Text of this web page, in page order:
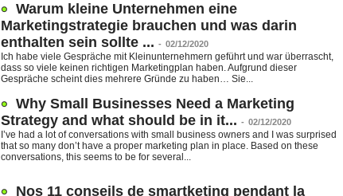
Warum kleine Unternehmen eine
Marketingstrategie brauchen und was darin
enthalten sein sollte ... - 02/12/2020
Ich habe viele Gespräche mit Kleinunternehmern geführt und war überrascht,
dass so viele keinen richtigen Marketingplan haben. Aufgrund dieser
Gespräche scheint dies mehrere Gründe zu haben… Sie...
Why Small Businesses Need a Marketing
Strategy and what should be in it... - 02/12/2020
I’ve had a lot of conversations with small business owners and I was surprised
that so many don’t have a proper marketing plan in place. Based on these
conversations, this seems to be for several...
Nos 11 conseils de smartketing pendant la